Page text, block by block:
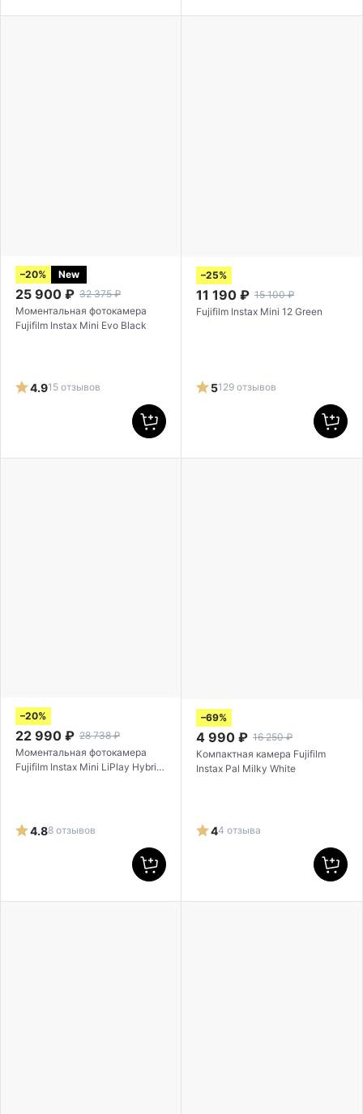
–20% New
25 900 ₽ 32 375 ₽
Моментальная фотокамера
Fujifilm Instax Mini Evo Black
4.915 отзывов
–25%
11 190 ₽ 15 100 ₽
Fujifilm Instax Mini 12 Green
5129 отзывов
–20%
22 990 ₽ 28 738 ₽
Моментальная фотокамера
Fujifilm Instax Mini LiPlay Hybrid
4.88 отзывов
–69%
4 990 ₽ 16 250 ₽
Компактная камера Fujifilm
Instax Pal Milky White
44 отзыва